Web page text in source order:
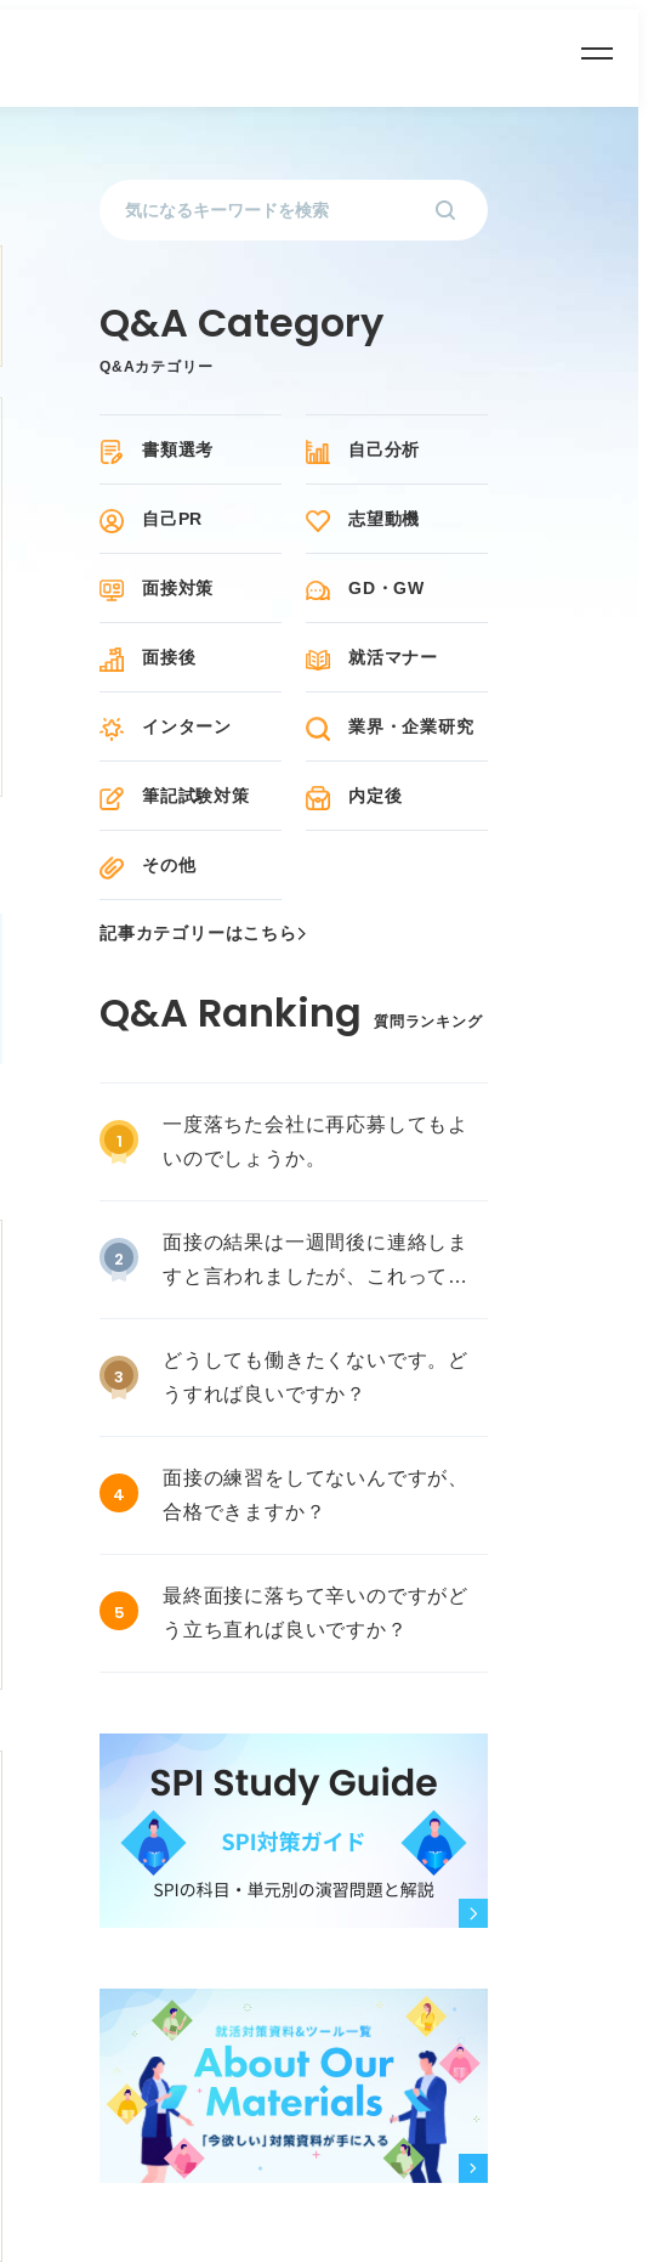
Q&Aカテゴリー
書類選考 自己分析
自己PR 志望動機
面接対策 GD・GW
面接後 就活マナー
インターン 業界・企業研究
筆記試験対策 内定後
その他
記事カテゴリーはこちら
質問ランキング
1
一度落ちた会社に再応募してもよ
いのでしょうか。
2
面接の結果は一週間後に連絡しま
すと言われましたが、これって不
3
どうしても働きたくないです。ど
うすれば良いですか？
4
面接の練習をしてないんですが、
合格できますか？
5
最終面接に落ちて辛いのですがど
う立ち直れば良いですか？